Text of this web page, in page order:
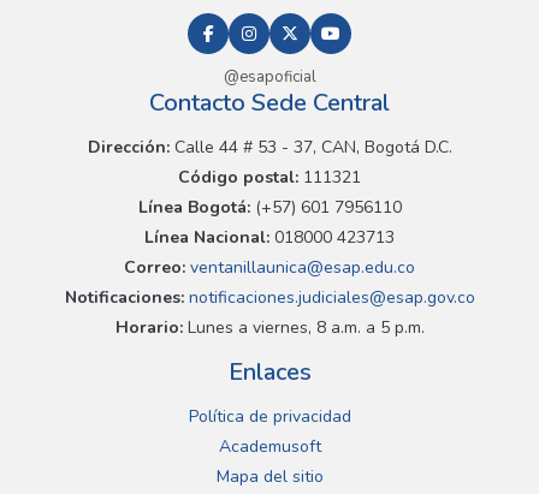
@esapoficial
Contacto Sede Central
Dirección:Calle 44 # 53 - 37, CAN, Bogotá D.C.
Código postal: 111321
Línea Bogotá:(+57) 601 7956110
Línea Nacional: 018000 423713
Correo: ventanillaunica@esap.edu.co
Notificaciones:notificaciones.judiciales@esap.gov.co
Horario:Lunes a viernes, 8 a.m. a 5 p.m.
Enlaces
Política de privacidad
Academusoft
Mapa del sitio